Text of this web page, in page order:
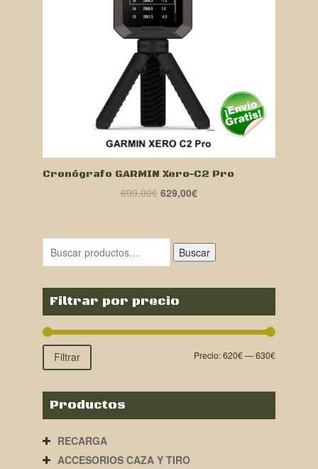
Cronógrafo GARMIN Xero-C2 Pro
699,00€ El
era:
699,00€.
629,00€El
es:
629,00€.
Buscar
Filtrar por precio
Filtrar Precio:620€—630€
Productos
RECARGA
ACCESORIOS CAZA Y TIRO